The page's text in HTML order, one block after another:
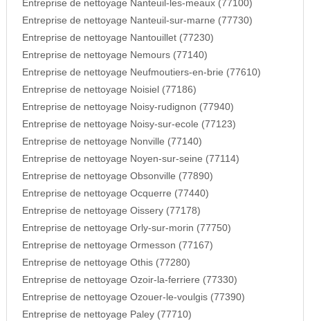
Entreprise de nettoyage Nanteuil-les-meaux (77100)
Entreprise de nettoyage Nanteuil-sur-marne (77730)
Entreprise de nettoyage Nantouillet (77230)
Entreprise de nettoyage Nemours (77140)
Entreprise de nettoyage Neufmoutiers-en-brie (77610)
Entreprise de nettoyage Noisiel (77186)
Entreprise de nettoyage Noisy-rudignon (77940)
Entreprise de nettoyage Noisy-sur-ecole (77123)
Entreprise de nettoyage Nonville (77140)
Entreprise de nettoyage Noyen-sur-seine (77114)
Entreprise de nettoyage Obsonville (77890)
Entreprise de nettoyage Ocquerre (77440)
Entreprise de nettoyage Oissery (77178)
Entreprise de nettoyage Orly-sur-morin (77750)
Entreprise de nettoyage Ormesson (77167)
Entreprise de nettoyage Othis (77280)
Entreprise de nettoyage Ozoir-la-ferriere (77330)
Entreprise de nettoyage Ozouer-le-voulgis (77390)
Entreprise de nettoyage Paley (77710)